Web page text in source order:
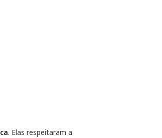
. Elas respeitaram a